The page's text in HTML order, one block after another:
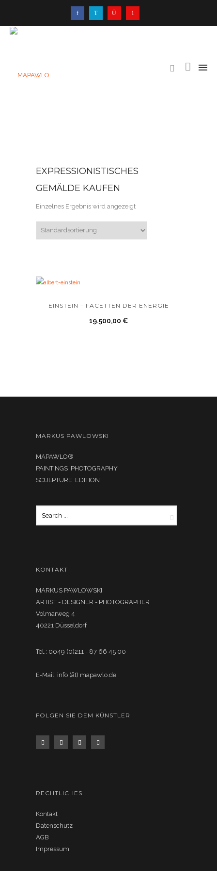
EXPRESSIONISTISCHES
GEMÄLDE KAUFEN
Einzelnes Ergebnis wird angezeigt
EINSTEIN – FACETTEN DER ENERGIE
19.500,00 €
MARKUS PAWLOWSKI
MAPAWLO®
PAINTINGS PHOTOGRAPHY
SCULPTURE EDITION
KONTAKT
MARKUS PAWLOWSKI
ARTIST - DESIGNER - PHOTOGRAPHER
Volmarweg 4
40221 Düsseldorf
Tel.: 0049 (0)211 - 87 66 45 00
E-Mail: info (ät) mapawlo.de
FOLGEN SIE DEM KÜNSTLER
RECHTLICHES
Kontakt
Datenschutz
AGB
Impressum